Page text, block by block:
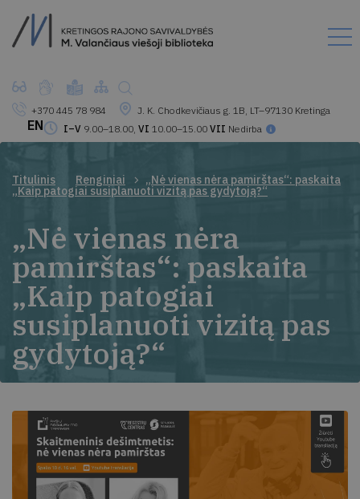
+370 445 78 984
J. K. Chodkevičiaus g. 1B, LT–97130 Kretinga
I–V 9.00–18.00, VI 10.00–15.00 VII Nedirba
EN
Titulinis Renginiai „Nė vienas nėra pamirštas“: paskaita
„Kaip patogiai susiplanuoti vizitą pas gydytoją?“
„Nė vienas nėra
pamirštas“: paskaita
„Kaip patogiai
susiplanuoti vizitą pas
gydytoją?“